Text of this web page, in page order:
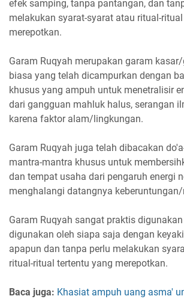
efek samping, tanpa pantangan, dan
melakukan syarat-syarat atau ritual-
merepotkan.
Garam Ruqyah merupakan garam
biasa yang telah dicampurkan dengan
khusus yang ampuh untuk menetralisir
dari gangguan mahluk halus, serangan
karena faktor alam/lingkungan.
Garam Ruqyah juga telah dibacakan
mantra-mantra khusus untuk
dan tempat usaha dari pengaruh energi
menghalangi datangnya
Garam Ruqyah sangat praktis
digunakan oleh siapa saja dengan
apapun dan tanpa perlu melakukan
ritual-ritual tertentu yang merepotkan.
Baca juga: Khasiat ampuh uang asma'